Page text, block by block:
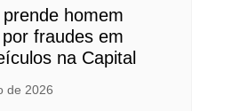
homem
fraudes em
na Capital
de 2026